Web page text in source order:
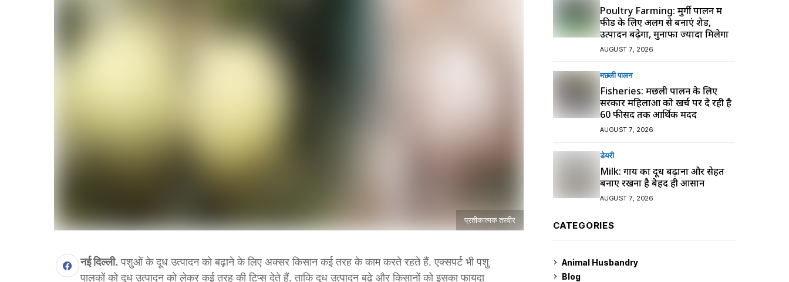
प्रतीकात्मक तस्वीर
नई दिल्ली. पशुओं के दूध उत्पादन को बढ़ाने के लिए अक्सर किसान कई तरह के काम करते रहते हैं. एक्सपर्ट भी पशु
पालकों को दूध उत्पादन को लेकर कई तरह की टिप्स देते हैं. ताकि दूध उत्पादन बढ़े और किसानों को इसका फायदा
Poultry Farming: मुर्गी पालन में
फीड के लिए अलग से बनाएं शेड,
उत्पादन बढ़ेगा, मुनाफा ज्यादा मिलेगा
AUGUST 7, 2026
मछली पालन
Fisheries: मछली पालन के लिए
सरकार महिलाओं को खर्च पर दे रही है
60 फीसद तक आर्थिक मदद
AUGUST 7, 2026
डेयरी
Milk: गाय का दूध बढ़ाना और सेहत
बनाए रखना है बेहद ही आसान
AUGUST 7, 2026
CATEGORIES
Animal Husbandry
Blog